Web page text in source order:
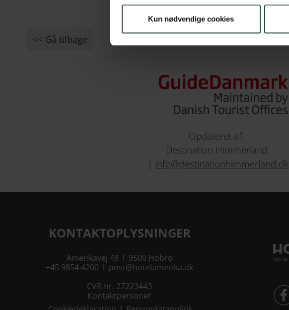
Kun nødvendige cookies
<< Gå tilbage
Opdateret af:
Destination Himmerland
| info@destinationhimmerland.dk
KONTAKTOPLYSNINGER
Amerikavej 48 l 9500 Hobro
+45 9854 4200 l post@hotelamerika.dk
CVR nr. 27223443
Kontaktpersoner